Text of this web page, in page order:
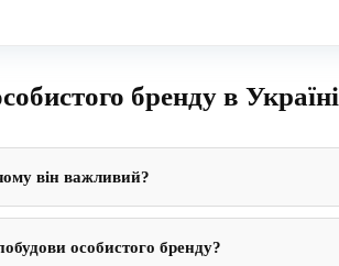
бренду в Україні
він важливий?
особистого бренду?